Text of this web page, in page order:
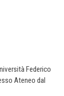
Federico
Ateneo dal